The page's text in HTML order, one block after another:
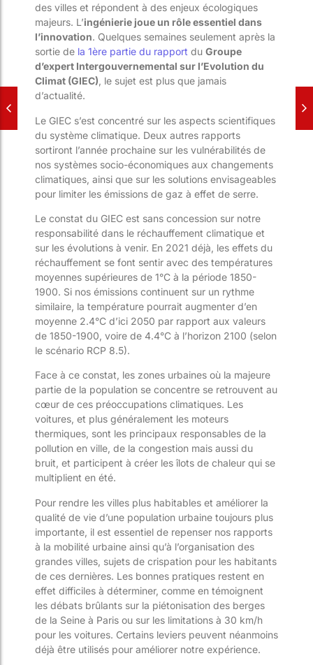
des villes et répondent à des enjeux écologiques
majeurs. L’ingénierie joue un rôle essentiel dans
l’innovation. Quelques semaines seulement après la
sortie de la 1ère partie du rapport du Groupe
d’expert Intergouvernemental sur l’Evolution du
Climat (GIEC) , le sujet est plus que jamais
d’actualité.
Le GIEC s’est concentré sur les aspects scientifiques
du système climatique. Deux autres rapports
sortiront l’année prochaine sur les vulnérabilités de
nos systèmes socio-économiques aux changements
climatiques, ainsi que sur les solutions envisageables
pour limiter les émissions de gaz à effet de serre.
Le constat du GIEC est sans concession sur notre
responsabilité dans le réchauffement climatique et
sur les évolutions à venir. En 2021 déjà, les effets du
réchauffement se font sentir avec des températures
moyennes supérieures de 1°C à la période 1850-
1900. Si nos émissions continuent sur un rythme
similaire, la température pourrait augmenter d’en
moyenne 2.4°C d’ici 2050 par rapport aux valeurs
de 1850-1900, voire de 4.4°C à l’horizon 2100 (selon
le scénario RCP 8.5).
Face à ce constat, les zones urbaines où la majeure
partie de la population se concentre se retrouvent au
cœur de ces préoccupations climatiques. Les
voitures, et plus généralement les moteurs
thermiques, sont les principaux responsables de la
pollution en ville, de la congestion mais aussi du
bruit, et participent à créer les îlots de chaleur qui se
multiplient en été.
Pour rendre les villes plus habitables et améliorer la
qualité de vie d’une population urbaine toujours plus
importante, il est essentiel de repenser nos rapports
à la mobilité urbaine ainsi qu’à l’organisation des
grandes villes, sujets de crispation pour les habitants
de ces dernières. Les bonnes pratiques restent en
effet difficiles à déterminer, comme en témoignent
les débats brûlants sur la piétonisation des berges
de la Seine à Paris ou sur les limitations à 30 km/h
pour les voitures. Certains leviers peuvent néanmoins
déjà être utilisés pour améliorer notre expérience.